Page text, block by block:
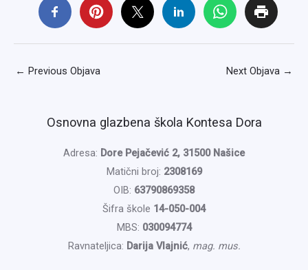
← Previous Objava Next Objava →
Osnovna glazbena škola Kontesa Dora
Adresa: Dore Pejačević 2, 31500 Našice
Matični broj: 2308169
OIB: 63790869358
Šifra škole 14-050-004
MBS: 030094774
Ravnateljica: Darija Vlajnić, mag. mus.